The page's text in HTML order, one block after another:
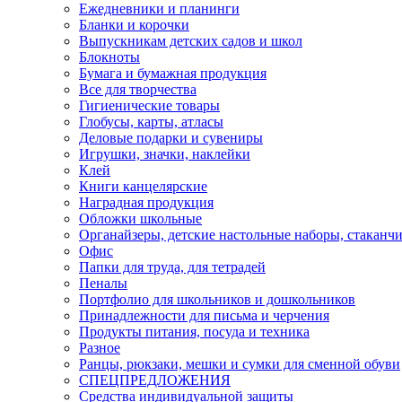
Ежедневники и планинги
Бланки и корочки
Выпускникам детских садов и школ
Блокноты
Бумага и бумажная продукция
Все для творчества
Гигиенические товары
Глобусы, карты, атласы
Деловые подарки и сувениры
Игрушки, значки, наклейки
Клей
Книги канцелярские
Наградная продукция
Обложки школьные
Органайзеры, детские настольные наборы,
Офис
Папки для труда, для тетрадей
Пеналы
Портфолио для школьников и дошкольников
Принадлежности для письма и черчения
Продукты питания, посуда и техника
Разное
Ранцы, рюкзаки, мешки и сумки для сменной обуви
СПЕЦПРЕДЛОЖЕНИЯ
Средства индивидуальной защиты